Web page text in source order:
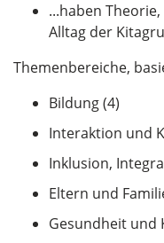
...haben
Alltag der
Themenbereiche,
Bildung (4)
Interaktion und
Inklusion,
Eltern und
Gesundheit und